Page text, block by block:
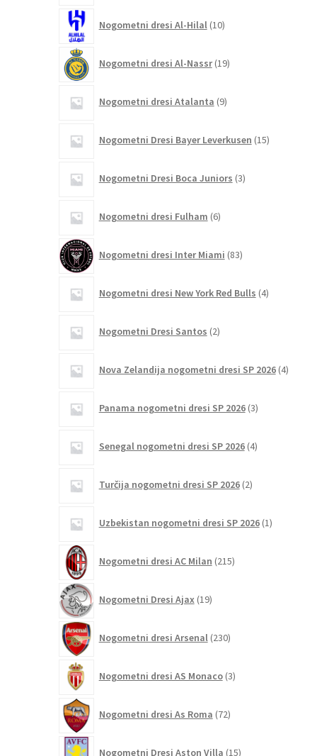
Nogometni dresi Al-Hilal 10izdelkov
Nogometni dresi Al-Nassr 19izdelkov
Nogometni dresi Atalanta 9izdelkov
Nogometni Dresi Bayer Leverkusen 15izdelkov
Nogometni Dresi Boca Juniors 3izdelki
Nogometni dresi Fulham 6izdelkov
Nogometni dresi Inter Miami 83izdelkov
Nogometni dresi New York Red Bulls 4izdelki
Nogometni Dresi Santos 2izdelka
Nova Zelandija nogometni dresi SP 2026 4izdelki
Panama nogometni dresi SP 2026 3izdelki
Senegal nogometni dresi SP 2026 4izdelki
Turčija nogometni dresi SP 2026 2izdelka
Uzbekistan nogometni dresi SP 2026 1izdelek
Nogometni dresi AC Milan 215izdelkov
Nogometni Dresi Ajax 19izdelkov
Nogometni dresi Arsenal 230izdelkov
Nogometni dresi AS Monaco 3izdelki
Nogometni dresi As Roma 72izdelkov
Nogometni Dresi Aston Villa 15